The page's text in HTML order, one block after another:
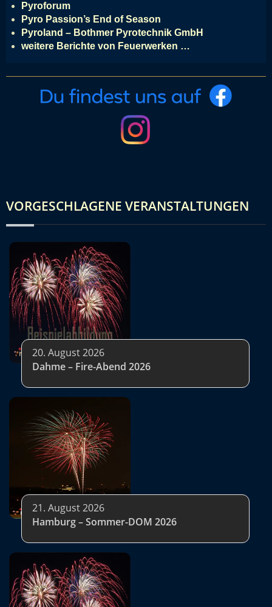
Pyroforum
Pyro Passion’s End of Season
Pyroland – Bothmer Pyrotechnik GmbH
weitere Berichte von Feuerwerken …
VORGESCHLAGENE VERANSTALTUNGEN
20. August 2026
Dahme – Fire-Abend 2026
21. August 2026
Hamburg – Sommer-DOM 2026